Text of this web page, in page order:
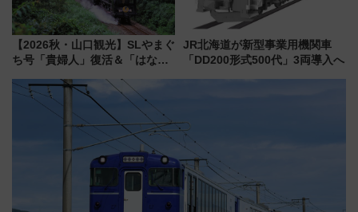
【2026秋・山口観光】SLやまぐ
ち号「貴婦人」復活＆「はなあ
注目観光列車まとめ きっぷの取
り方は？
JR北海道が新型事業用機関車
「DD200形式500代」3両導入へ